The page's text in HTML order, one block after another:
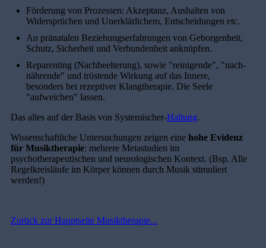
Förderung von Prozessen: Akzeptanz, Aushalten von
Widersprüchen und Unerklärlichem, Entscheidungen etc.
An pränatalen Beziehungserfahrungen von Geborgenheit,
Schutz, Sicherheit und Verbundenheit anknüpfen.
Reparenting (Nachbeelterung), sowie "reinigende", "nach-
nährende" und tröstende Wirkung auf das Innere,
besonders bei rezeptiver Klangtherapie. Die Seele
"aufweichen" lassen.
Das alles auf der Basis von Systemischer-Haltung.
Wissenschaftliche Untersuchungen zeigen eine hohe Evidenz
für Musiktherapie: mehrere Metastudien im
psychotherapeutischen und neurologischen Kontext. (Bsp. Alle
Regelkreisläufe im Körper können durch Musik stimuliert
werden!)
Zurück zur Hauptseite Musiktherapie...